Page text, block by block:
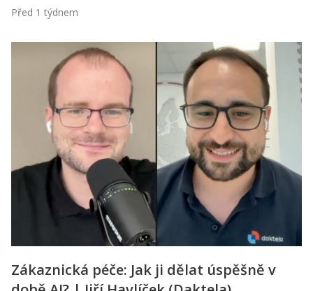
Před 1 týdnem
Zákaznická péče: Jak ji dělat úspěšně v